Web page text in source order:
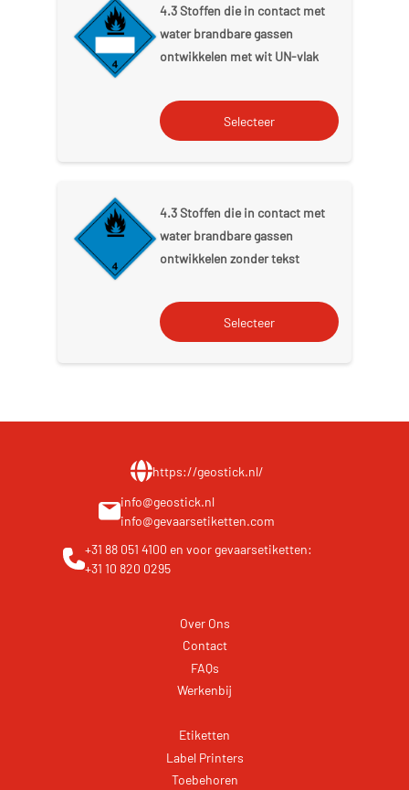
4.3 Stoffen die in contact met
water brandbare gassen
ontwikkelen met wit UN-vlak
4.3 Stoffen die in contact met
water brandbare gassen
ontwikkelen zonder tekst
https://geostick.nl/
info@geostick.nl
info@gevaarsetiketten.com
+31 88 051 4100 en voor gevaarsetiketten:
+31 10 820 0295
Over Ons
Contact
FAQs
Werkenbij
Etiketten
Label Printers
Toebehoren